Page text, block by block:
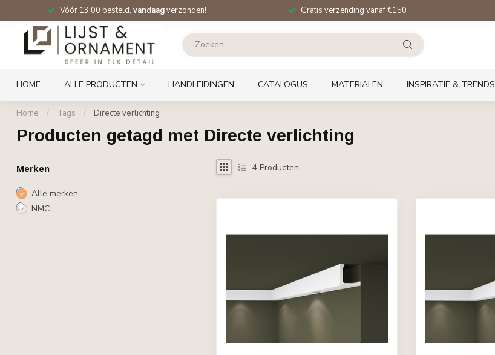
Vóór 13:00 besteld, vandaagverzonden! Gratis verzending vanaf €150
HOME ALLE PRODUCTEN HANDLEIDINGEN CATALOGUS MATERIALEN INSPIRATIE & TRENDS
Home / Tags / Directe verlichting
Producten getagd met Directe verlichting
Merken
Alle merken
NMC
4 Producten